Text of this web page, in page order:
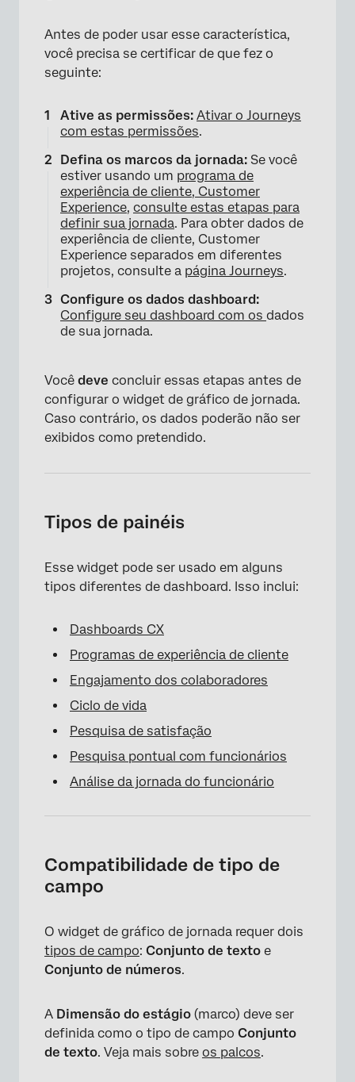
×
Antes de poder usar esse característica,
você precisa se certificar de que fez o
seguinte:
Ative as permissões: Ativar o Journeys
com estas permissões.
Defina os marcos da jornada: Se você
estiver usando um programa de
experiência de cliente, Customer
Experience, consulte estas etapas para
definir sua jornada. Para obter dados de
experiência de cliente, Customer
Experience separados em diferentes
projetos, consulte a página Journeys.
Configure os dados dashboard:
Configure seu dashboard com os dados
de sua jornada.
Você deve concluir essas etapas antes de
configurar o widget de gráfico de jornada.
Caso contrário, os dados poderão não ser
exibidos como pretendido.
Tipos de painéis
Esse widget pode ser usado em alguns
tipos diferentes de dashboard. Isso inclui:
Dashboards CX
Programas de experiência de cliente
Engajamento dos colaboradores
Ciclo de vida
Pesquisa de satisfação
Pesquisa pontual com funcionários
Análise da jornada do funcionário
Compatibilidade de tipo de
campo
O widget de gráfico de jornada requer dois
tipos de campo: Conjunto de texto e
Conjunto de números.
A Dimensão do estágio (marco) deve ser
definida como o tipo de campo Conjunto
de texto. Veja mais sobre os palcos.